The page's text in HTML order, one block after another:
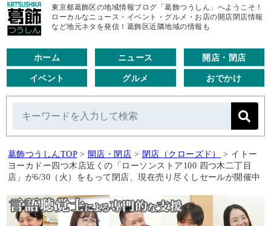
東京都葛飾区の地域情報ブログ「葛飾つうしん」へようこそ！
ローカルなニュース・イベント・グルメ・お店の開店閉店情報
など地元ネタを発信！葛飾区近隣地域の情報も
ホーム ニュース 開店・閉店
イベント グルメ おでかけ
葛飾つうしんTOP > 開店・閉店 > 閉店（クローズド） > イトー
ヨーカドー四つ木店近くの「ローソンストア100 四つ木二丁目
店」が6/30（火）をもって閉店、現在売り尽くしセールが開催中